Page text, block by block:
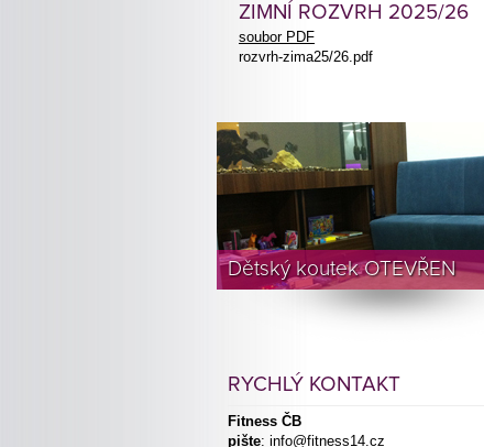
ZIMNÍ ROZVRH 2025/26
soubor PDF
rozvrh-zima25/26.pdf
Dětský koutek OTEVŘEN
RYCHLÝ KONTAKT
Fitness ČB
pište: info@fitness14.cz